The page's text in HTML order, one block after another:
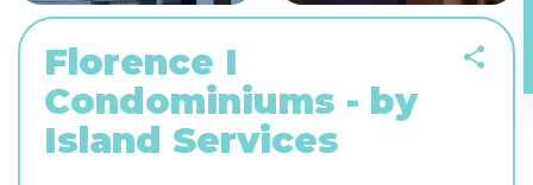
Florence I
Condominiums - by
Island Services